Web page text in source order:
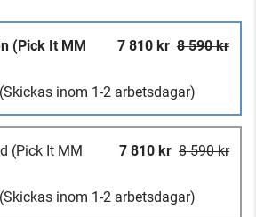
(Pick It MM
7 810 kr 8 590 kr
(Skickas inom 1-2 arbetsdagar)
(Pick It MM
7 810 kr 8 590 kr
(Skickas inom 1-2 arbetsdagar)